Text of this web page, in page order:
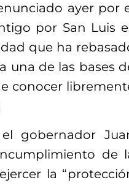
ayer por
por San Luis
que ha
una de las bases
conocer
gobernador
de
la